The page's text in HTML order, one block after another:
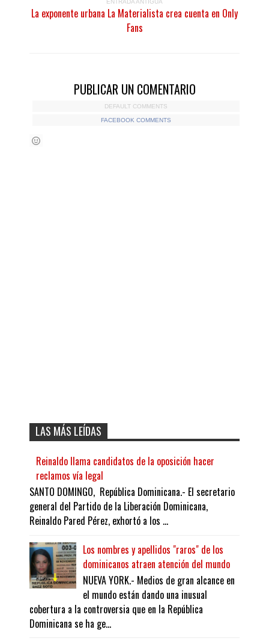
ENTRADA ANTIGUA
La exponente urbana La Materialista crea cuenta en Only
Fans
PUBLICAR UN COMENTARIO
DEFAULT COMMENTS
FACEBOOK COMMENTS
LAS MÁS LEÍDAS
Reinaldo llama candidatos de la oposición hacer
reclamos vía legal
SANTO DOMINGO, República Dominicana.- El secretario
general del Partido de la Liberación Dominicana,
Reinaldo Pared Pérez, exhortó a los ...
Los nombres y apellidos "raros" de los
dominicanos atraen atención del mundo
NUEVA YORK.- Medios de gran alcance en
el mundo están dando una inusual
cobertura a la controversia que en la República
Dominicana se ha ge...